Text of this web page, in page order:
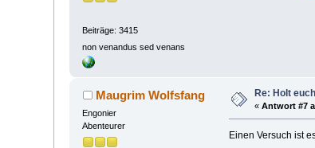
Beiträge: 3415
non venandus sed venans
Maugrim Wolfsfang
Engonier
Abenteurer
Re: Holt
«Antwort #7
Einen Versuch ist